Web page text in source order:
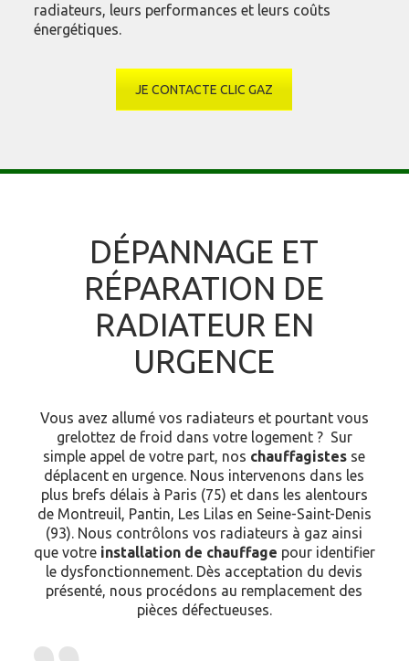
radiateurs, leurs performances et leurs coûts
énergétiques.
JE CONTACTE CLIC GAZ
DÉPANNAGE ET
RÉPARATION DE
RADIATEUR EN
URGENCE
Vous avez allumé vos radiateurs et pourtant vous
grelottez de froid dans votre logement ? Sur
simple appel de votre part, nos chauffagistes se
déplacent en urgence. Nous intervenons dans les
plus brefs délais à Paris (75) et dans les alentours
de Montreuil, Pantin, Les Lilas en Seine-Saint-Denis
(93). Nous contrôlons vos radiateurs à gaz ainsi
que votre installation de chauffage pour identifier
le dysfonctionnement. Dès acceptation du devis
présenté, nous procédons au remplacement des
pièces défectueuses.